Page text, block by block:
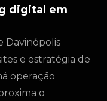
digital em
Davinópolis
e estratégia de
operação
o